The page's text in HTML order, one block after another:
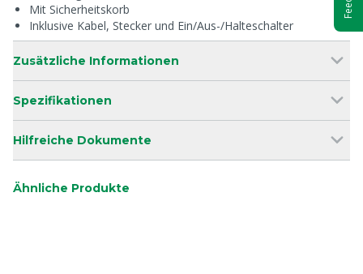
Mit Sicherheitskorb
Inklusive Kabel, Stecker und Ein/Aus-/Halteschalter
Zusätzliche Informationen
Spezifikationen
Hilfreiche Dokumente
Ähnliche Produkte